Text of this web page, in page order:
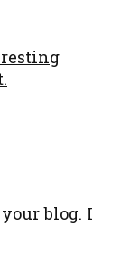
blog. I